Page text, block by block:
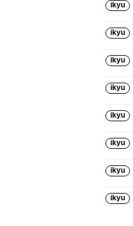
ikyu
ikyu
ikyu
ikyu
ikyu
ikyu
ikyu
ikyu